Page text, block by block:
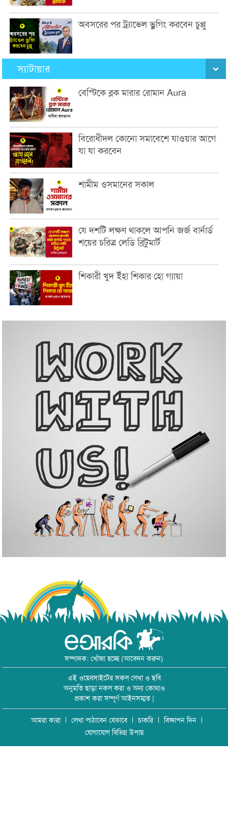
অবসরের পর ট্র্যাভেল ভ্লগিং করবেন চুপ্পু
স্যাটায়ার
বেস্টিকে ব্লক মারার রোমান Aura
বিরোধীদল কোনো সমাবেশে যাওয়ার আগে
যা যা করবেন
শামীম ওসমানের সকাল
যে দশটি লক্ষণ থাকলে আপনি জর্জ বার্নার্ড
শয়ের চরিত্র লেডি ব্রিটুমার্ট
শিকারী খুদ ইঁহা শিকার হো গ্যায়া
সম্পাদক: খোঁজা হচ্ছে (আবেদন করুন)
এই ওয়েবসাইটের সকল লেখা ও ছবি
অনুমতি ছাড়া নকল করা ও অন্য কোথাও
প্রকাশ করা সম্পূর্ণ আইনসম্মত |
আমরা কারা লেখা পাঠাবেন যেভাবে চাকরি
বিজ্ঞাপন দিন
যোগাযোগ বিভিন্ন উপায়